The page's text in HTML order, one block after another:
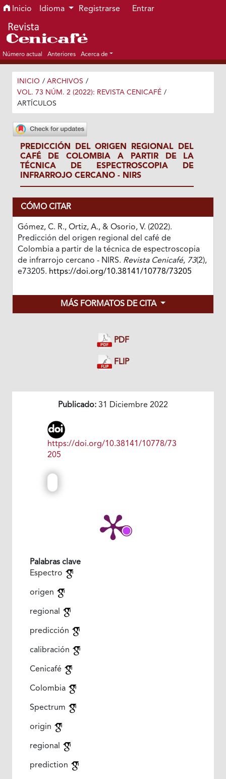
Ir al menú de navegación principal
Ir al contenido principal
Ir al pie de página del sitio
Inicio Idioma Registrarse Entrar
Número actual Anteriores Acerca de
INICIO / ARCHIVOS /
VOL. 73 NÚM. 2 (2022): REVISTA CENICAFÉ /
ARTÍCULOS
PREDICCIÓN DEL ORIGEN REGIONAL DEL
CAFÉ DE COLOMBIA A PARTIR DE LA
TÉCNICA DE ESPECTROSCOPIA DE
INFRARROJO CERCANO - NIRS
CÓMO CITAR
Gómez, C. R., Ortiz, A., & Osorio, V. (2022).
Predicción del origen regional del café de
Colombia a partir de la técnica de espectroscopia
de infrarrojo cercano - NIRS. Revista Cenicafé, 73(2),
e73205. https://doi.org/10.38141/10778/73205
MÁS FORMATOS DE CITA
PDF
FLIP
Publicado: 31 Diciembre 2022
https://doi.org/10.38141/10778/73
205
Palabras clave
Espectro
origen
regional
predicción
calibración
Cenicafé
Colombia
Spectrum
origin
regional
prediction